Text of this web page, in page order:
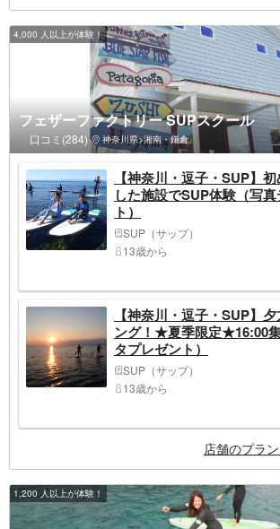
4,000 人以上が体験！
フェザーファクトリー SUPスクール
口コミ(284) 神奈川県>湘南・鎌倉
【神奈川・逗子・SUP】
した施設でSUP体験（写
ト）
SUP（サップ）
13歳から
【神奈川・逗子・SUP】
ング！★夏季限定★16:00
タプレゼント）
SUP（サップ）
13歳から
店舗のプラ
1,200 人以上が体験！